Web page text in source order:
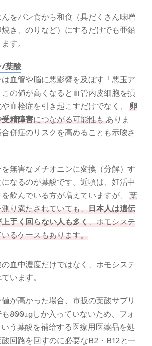
をパン食から和食（具だくさん味噌
き、のりなど）にするだけでも亜鉛
す。
/葉酸
血管や脳に悪影響を及ぼす「悪玉ア
この値が高くなると血管内皮細胞を損
血栓症を引き起こすだけでなく、
卵
精障害につながる可能性も ありま
併症のリスクを高めることも示唆さ
無害なメチオニンに変換（分解）す
なるのが葉酸です。近頃は、妊活中
飲んでいる方が増えていますが、
葉
り満たされていても、
日本人は遺伝
手く回らない人も多く 、ホモシステ
るケースもあります。
血中濃度だけではなく、ホモシステ
います。
が高かった場合、市販の葉酸サプリ
800μgしか入っていないため、フォ
う葉酸を補給する医療用医薬品を処
回路を回すのに必要なB2・B12と一